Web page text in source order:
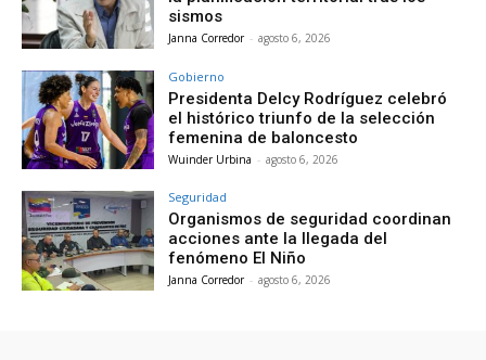
sismos
Janna Corredor - agosto 6, 2026
Gobierno
Presidenta Delcy Rodríguez celebró
el histórico triunfo de la selección
femenina de baloncesto
Wuinder Urbina - agosto 6, 2026
Seguridad
Organismos de seguridad coordinan
acciones ante la llegada del
fenómeno El Niño
Janna Corredor - agosto 6, 2026